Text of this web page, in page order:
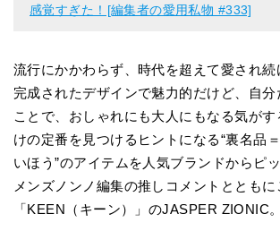
感覚すぎた！[編集者の愛用私物 #333]
流行にかかわらず、時代を超えて愛され続
完成されたデザインで魅力的だけど、自
ことで、おしゃれにも大人にもなる気が
けの定番を見つけるヒントになる“裏名品
いほう”のアイテムを人気ブランドからピ
メンズノンノ編集の推しコメントととも
「KEEN（キーン）」のJASPER ZIONIC。